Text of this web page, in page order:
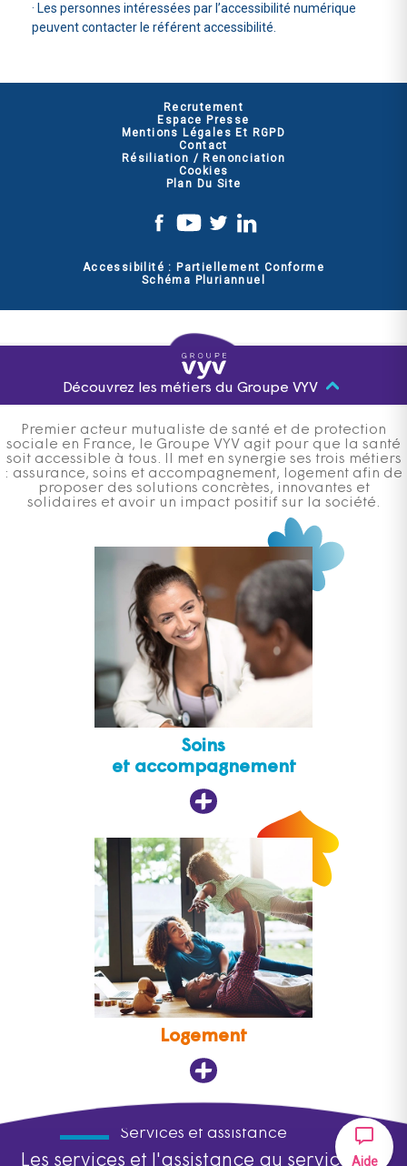
· Les personnes intéressées par l’accessibilité numérique
peuvent contacter le référent accessibilité.
Aide
Recrutement
Espace Presse
Mentions Légales Et RGPD
Contact
Résiliation / Renonciation
Cookies
Plan Du Site
Accessibilité : Partiellement Conforme
Schéma Pluriannuel
Découvrez les métiers du Groupe VYV
Premier acteur mutualiste de santé et de protection
sociale en France, le Groupe VYV agit pour que la santé
soit accessible à tous. Il met en synergie ses trois métiers
: assurance, soins et accompagnement, logement afin de
proposer des solutions concrètes, innovantes et
solidaires et avoir un impact positif sur la société.
Soins
et accompagnement
Logement
Services et assistance
Les services et l'assistance au service des